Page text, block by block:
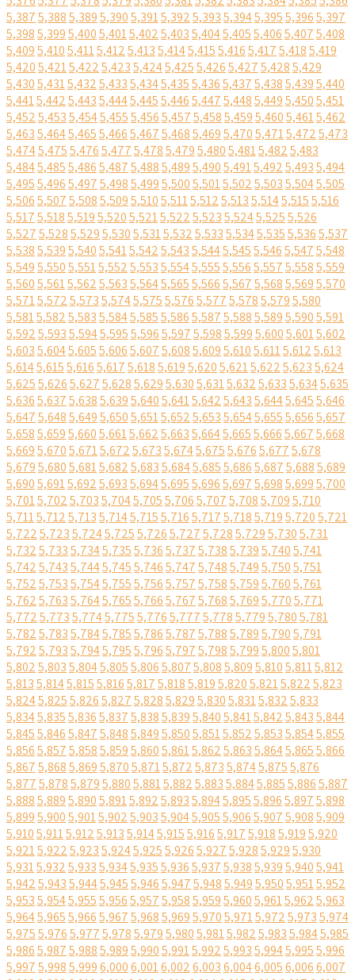
5,3875,3885,3895,3905,3915,3925,3935,3945,3955,3965,397
5,3985,3995,4005,4015,4025,4035,4045,4055,4065,4075,408
5,4095,4105,4115,4125,4135,4145,4155,4165,4175,4185,419
5,4205,4215,4225,4235,4245,4255,4265,4275,4285,429
5,4305,4315,4325,4335,4345,4355,4365,4375,4385,4395,440
5,4415,4425,4435,4445,4455,4465,4475,4485,4495,4505,451
5,4525,4535,4545,4555,4565,4575,4585,4595,4605,4615,462
5,4635,4645,4655,4665,4675,4685,4695,4705,4715,4725,473
5,4745,4755,4765,4775,4785,4795,4805,4815,4825,483
5,4845,4855,4865,4875,4885,4895,4905,4915,4925,4935,494
5,4955,4965,4975,4985,4995,5005,5015,5025,5035,5045,505
5,5065,5075,5085,5095,5105,5115,5125,5135,5145,5155,516
5,5175,5185,5195,5205,5215,5225,5235,5245,5255,526
5,5275,5285,5295,5305,5315,5325,5335,5345,5355,5365,537
5,5385,5395,5405,5415,5425,5435,5445,5455,5465,5475,548
5,5495,5505,5515,5525,5535,5545,5555,5565,5575,5585,559
5,5605,5615,5625,5635,5645,5655,5665,5675,5685,5695,570
5,5715,5725,5735,5745,5755,5765,5775,5785,5795,580
5,5815,5825,5835,5845,5855,5865,5875,5885,5895,5905,591
5,5925,5935,5945,5955,5965,5975,5985,5995,6005,6015,602
5,6035,6045,6055,6065,6075,6085,6095,6105,6115,6125,613
5,6145,6155,6165,6175,6185,6195,6205,6215,6225,6235,624
5,6255,6265,6275,6285,6295,6305,6315,6325,6335,6345,635
5,6365,6375,6385,6395,6405,6415,6425,6435,6445,6455,646
5,6475,6485,6495,6505,6515,6525,6535,6545,6555,6565,657
5,6585,6595,6605,6615,6625,6635,6645,6655,6665,6675,668
5,6695,6705,6715,6725,6735,6745,6755,6765,6775,678
5,6795,6805,6815,6825,6835,6845,6855,6865,6875,6885,689
5,6905,6915,6925,6935,6945,6955,6965,6975,6985,6995,700
5,7015,7025,7035,7045,7055,7065,7075,7085,7095,710
5,7115,7125,7135,7145,7155,7165,7175,7185,7195,7205,721
5,7225,7235,7245,7255,7265,7275,7285,7295,7305,731
5,7325,7335,7345,7355,7365,7375,7385,7395,7405,741
5,7425,7435,7445,7455,7465,7475,7485,7495,7505,751
5,7525,7535,7545,7555,7565,7575,7585,7595,7605,761
5,7625,7635,7645,7655,7665,7675,7685,7695,7705,771
5,7725,7735,7745,7755,7765,7775,7785,7795,7805,781
5,7825,7835,7845,7855,7865,7875,7885,7895,7905,791
5,7925,7935,7945,7955,7965,7975,7985,7995,8005,801
5,8025,8035,8045,8055,8065,8075,8085,8095,8105,8115,812
5,8135,8145,8155,8165,8175,8185,8195,8205,8215,8225,823
5,8245,8255,8265,8275,8285,8295,8305,8315,8325,833
5,8345,8355,8365,8375,8385,8395,8405,8415,8425,8435,844
5,8455,8465,8475,8485,8495,8505,8515,8525,8535,8545,855
5,8565,8575,8585,8595,8605,8615,8625,8635,8645,8655,866
5,8675,8685,8695,8705,8715,8725,8735,8745,8755,876
5,8775,8785,8795,8805,8815,8825,8835,8845,8855,8865,887
5,8885,8895,8905,8915,8925,8935,8945,8955,8965,8975,898
5,8995,9005,9015,9025,9035,9045,9055,9065,9075,9085,909
5,9105,9115,9125,9135,9145,9155,9165,9175,9185,9195,920
5,9215,9225,9235,9245,9255,9265,9275,9285,9295,930
5,9315,9325,9335,9345,9355,9365,9375,9385,9395,9405,941
5,9425,9435,9445,9455,9465,9475,9485,9495,9505,9515,952
5,9535,9545,9555,9565,9575,9585,9595,9605,9615,9625,963
5,9645,9655,9665,9675,9685,9695,9705,9715,9725,9735,974
5,9755,9765,9775,9785,9795,9805,9815,9825,9835,9845,985
5,9865,9875,9885,9895,9905,9915,9925,9935,9945,9955,996
5,9975,9985,9996,0006,0016,0026,0036,0046,0056,0066,007